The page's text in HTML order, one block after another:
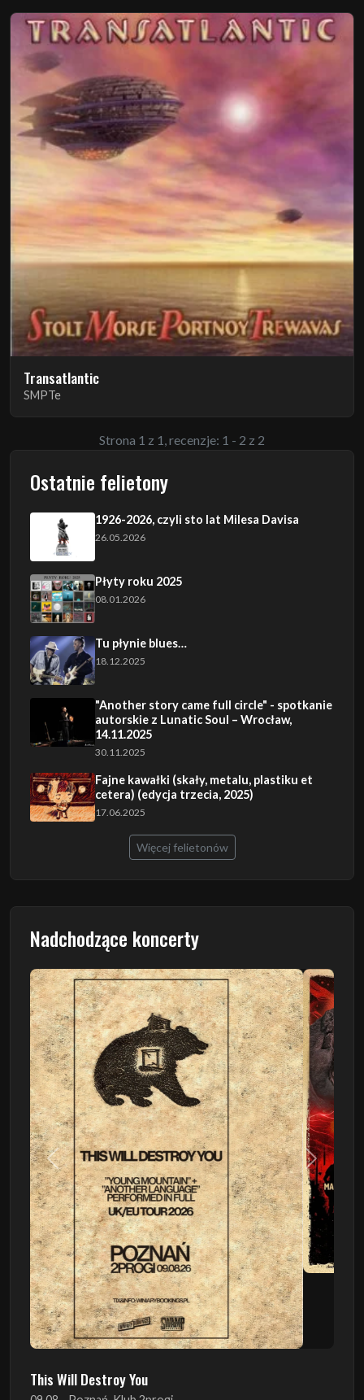
Transatlantic
SMPTe
Strona 1 z 1, recenzje: 1 - 2 z 2
Ostatnie felietony
1926-2026, czyli sto lat Milesa Davisa
26.05.2026
Płyty roku 2025
08.01.2026
Tu płynie blues…
18.12.2025
"Another story came full circle" - spotkanie
autorskie z Lunatic Soul – Wrocław,
14.11.2025
30.11.2025
Fajne kawałki (skały, metalu, plastiku et
cetera) (edycja trzecia, 2025)
17.06.2025
Więcej felietonów
Nadchodzące koncerty
Poprzedni Następny
This Will Destroy You
09.08 - Poznań, Klub 2progi
Sound Of The Ages Festival
22.08 - Ćmielów, Zamek Ćmielów